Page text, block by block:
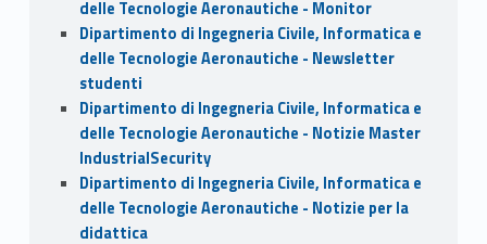
delle Tecnologie Aeronautiche - Monitor
Dipartimento di Ingegneria Civile, Informatica e
delle Tecnologie Aeronautiche - Newsletter
studenti
Dipartimento di Ingegneria Civile, Informatica e
delle Tecnologie Aeronautiche - Notizie Master
IndustrialSecurity
Dipartimento di Ingegneria Civile, Informatica e
delle Tecnologie Aeronautiche - Notizie per la
didattica